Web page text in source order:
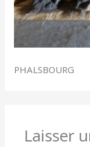
PHALSBOURG
Laisser